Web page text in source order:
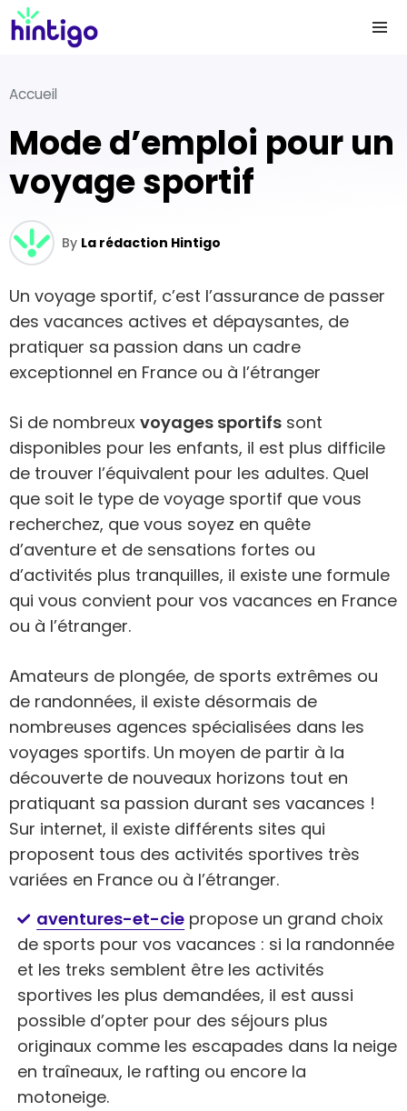
Accueil
Mode d’emploi pour un
voyage sportif
By La rédaction Hintigo
Un voyage sportif, c’est l’assurance de passer
des vacances actives et dépaysantes, de
pratiquer sa passion dans un cadre
exceptionnel en France ou à l’étranger
Si de nombreux voyages sportifs sont
disponibles pour les enfants, il est plus difficile
de trouver l’équivalent pour les adultes. Quel
que soit le type de voyage sportif que vous
recherchez, que vous soyez en quête
d’aventure et de sensations fortes ou
d’activités plus tranquilles, il existe une formule
qui vous convient pour vos vacances en France
ou à l’étranger.
Amateurs de plongée, de sports extrêmes ou
de randonnées, il existe désormais de
nombreuses agences spécialisées dans les
voyages sportifs. Un moyen de partir à la
découverte de nouveaux horizons tout en
pratiquant sa passion durant ses vacances !
Sur internet, il existe différents sites qui
proposent tous des activités sportives très
variées en France ou à l’étranger.
aventures-et-cie propose un grand choix
de sports pour vos vacances : si la randonnée
et les treks semblent être les activités
sportives les plus demandées, il est aussi
possible d’opter pour des séjours plus
originaux comme les escapades dans la neige
en traîneaux, le rafting ou encore la
motoneige.